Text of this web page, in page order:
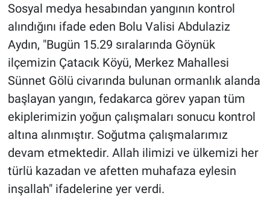
Sosyal medya hesabından yangının kontrol
alındığını ifade eden Bolu Valisi Abdulaziz
Aydın, "Bugün 15.29 sıralarında Göynük
ilçemizin Çatacık Köyü, Merkez Mahallesi
Sünnet Gölü civarında bulunan ormanlık alanda
başlayan yangın, fedakarca görev yapan tüm
ekiplerimizin yoğun çalışmaları sonucu kontrol
altına alınmıştır. Soğutma çalışmalarımız
devam etmektedir. Allah ilimizi ve ülkemizi her
türlü kazadan ve afetten muhafaza eylesin
inşallah" ifadelerine yer verdi.